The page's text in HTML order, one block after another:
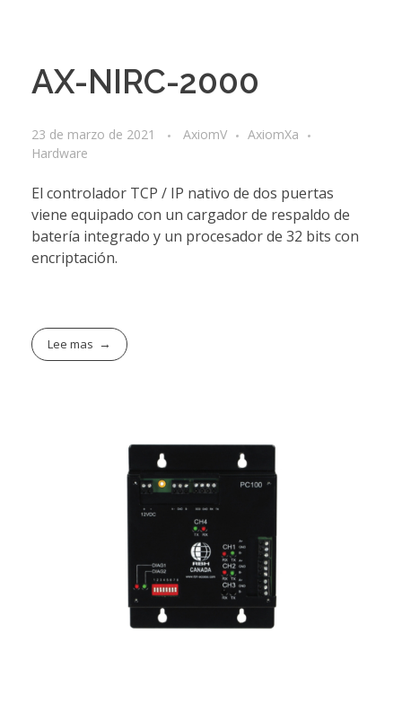
AX-NIRC-2000
23 de marzo de 2021 AxiomV
AxiomXa
Hardware
El controlador TCP / IP nativo de dos puertas
viene equipado con un cargador de respaldo de
batería integrado y un procesador de 32 bits con
encriptación.
Lee mas